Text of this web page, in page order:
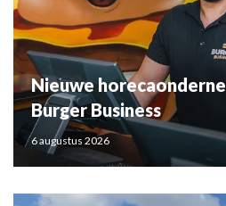
Nieuwe
Burger Business
6 augustus 2026